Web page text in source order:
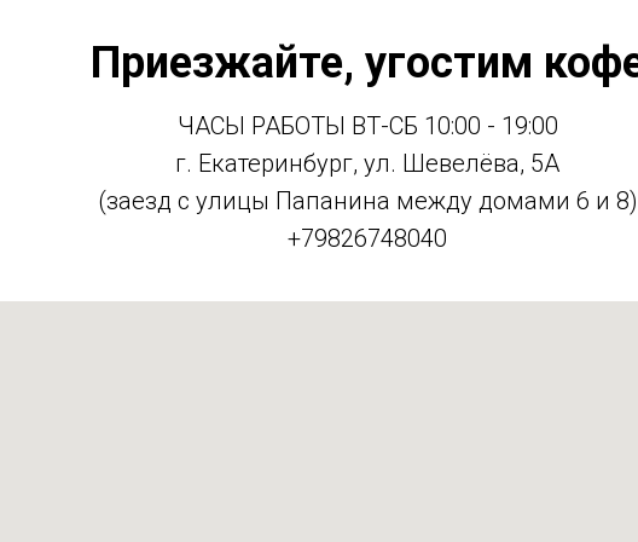
Приезжайте, угостим
ЧАСЫ РАБОТЫ ВТ-СБ 10:00 - 19:00
г. Екатеринбург, ул. Шевелёва, 5А
(заезд с улицы Папанина между домами 6 и 8)
+79826748040